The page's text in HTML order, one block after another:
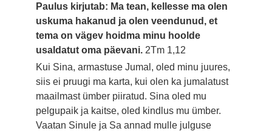
Paulus kirjutab: Ma tean, kellesse ma olen
uskuma hakanud ja olen veendunud, et
tema on vägev hoidma minu hoolde
usaldatut oma päevani.2Tm 1,12
Kui Sina, armastuse Jumal, oled minu juures,
siis ei pruugi ma karta, kui olen ka jumalatust
maailmast ümber piiratud. Sina oled mu
pelgupaik ja kaitse, oled kindlus mu ümber.
Vaatan Sinule ja Sa annad mulle julguse